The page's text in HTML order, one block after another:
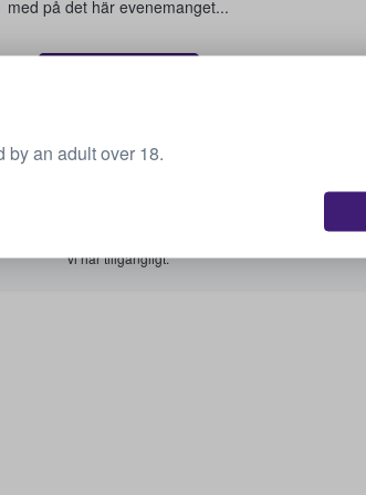
med på det här evenemanget...
Se alla kommande evenemang
vi har tillgängligt.
by an adult over 18.